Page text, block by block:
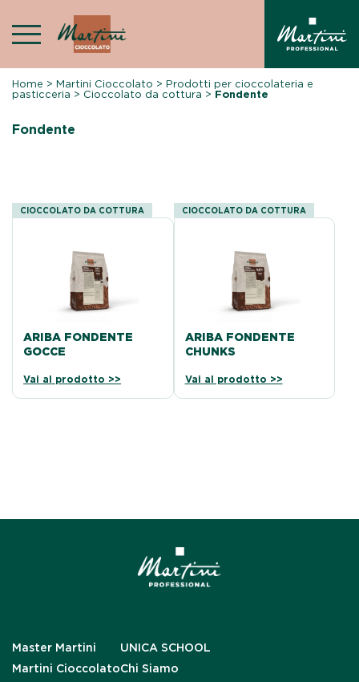
content
Home >Martini Cioccolato >Prodotti per cioccolateria e
pasticceria > Cioccolato da cottura > Fondente
Fondente
CIOCCOLATO DA COTTURA
ARIBA FONDENTE
GOCCE
Vai al prodotto >>
CIOCCOLATO DA COTTURA
ARIBA FONDENTE
CHUNKS
Vai al prodotto >>
Master Martini
Martini Cioccolato
UNICA SCHOOL
Chi Siamo